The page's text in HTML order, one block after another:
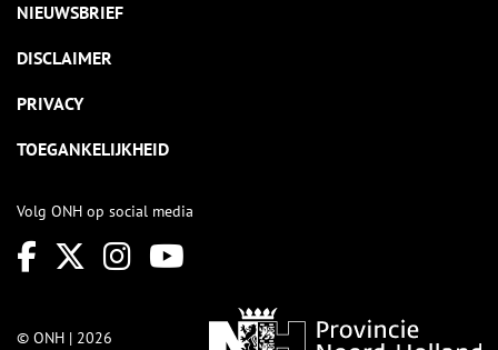
NIEUWSBRIEF
DISCLAIMER
PRIVACY
TOEGANKELIJKHEID
Volg ONH op social media
© ONH | 2026